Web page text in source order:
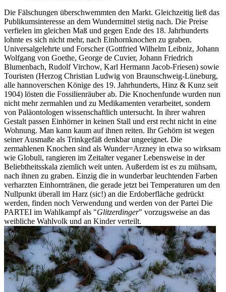
Die Fälschungen überschwemmten den Markt. Gleichzeitig ließ das
Publikumsinteresse an dem Wundermittel stetig nach. Die Preise
verfielen im gleichen Maß und gegen Ende des 18. Jahrhunderts
lohnte es sich nicht mehr, nach Einhornknochen zu graben.
Universalgelehrte und Forscher (Gottfried Wilhelm Leibniz, Johann
Wolfgang von Goethe, George de Cuvier, Johann Friedrich
Blumenbach, Rudolf Virchow, Karl Hermann Jacob-Friesen) sowie
Touristen (Herzog Christian Ludwig von Braunschweig-Lüneburg,
alle hannoverschen Könige des 19. Jahrhunderts, Hinz & Kunz seit
1904) lösten die Fossilienräuber ab. Die Knochenfunde wurden nun
nicht mehr zermahlen und zu Medikamenten verarbeitet, sondern
von Paläontologen wissenschaftlich untersucht. In ihrer wahren
Gestalt passen Einhörner in keinen Stall und erst recht nicht in eine
Wohnung. Man kann kaum auf ihnen reiten. Ihr Gehörn ist wegen
seiner Ausmaße als Trinkgefäß denkbar ungeeignet. Die
zermahlenen Knochen sind als Wunder=Arzney in etwa so wirksam
wie Globuli, rangieren im Zeitalter veganer Lebensweise in der
Beliebtheitsskala ziemlich weit unten. Außerdem ist es zu mühsam,
nach ihnen zu graben. Einzig die in wunderbar leuchtenden Farben
verharzten Einhorntränen, die gerade jetzt bei Temperaturen um den
Nullpunkt überall im Harz (sic!) an die Erdoberfläche gedrückt
werden, finden noch Verwendung und werden von der Partei Die
PARTEI im Wahlkampf als "Glitzerdinger" vorzugsweise an das
weibliche Wahlvolk und an Kinder verteilt.